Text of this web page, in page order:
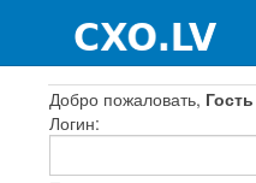
Добро пожаловать, Гость
Логин: